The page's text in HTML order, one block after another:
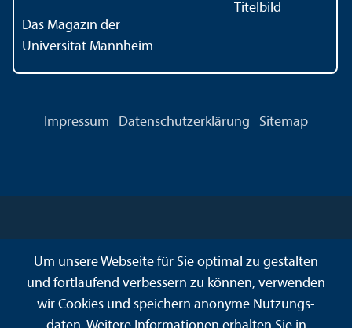
Das Magazin der
Universität Mannheim
Impressum Datenschutz­erklärung Sitemap
Um unsere Webseite für Sie optimal zu gestalten
und fortlaufend verbessern zu können, verwenden
wir Cookies und speichern anonyme Nutzungs­